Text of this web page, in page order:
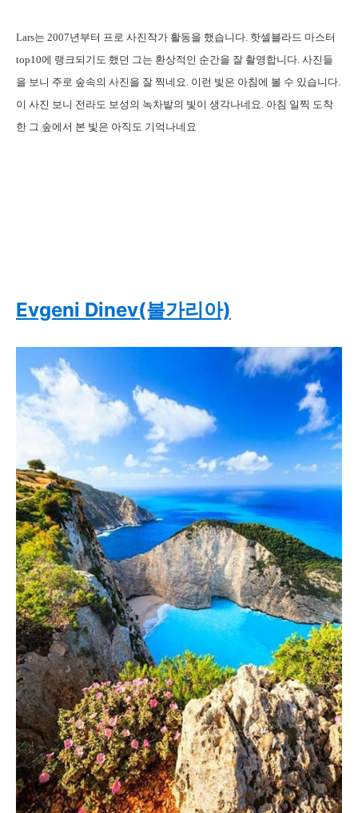
Lars는 2007년부터 프로 사진작가 활동을 했습니다. 핫셀블라드 마스터
top10에 랭크되기도 했던 그는 환상적인 순간을 잘 촬영합니다. 사진들
을 보니 주로 숲속의 사진을 잘 찍네요. 이런 빛은 아침에 볼 수 있습니다.
이 사진 보니 전라도 보성의 녹차밭의 빛이 생각나네요. 아침 일찍 도착
한 그 숲에서 본 빛은 아직도 기억나네요
Evgeni Dinev(불가리아)